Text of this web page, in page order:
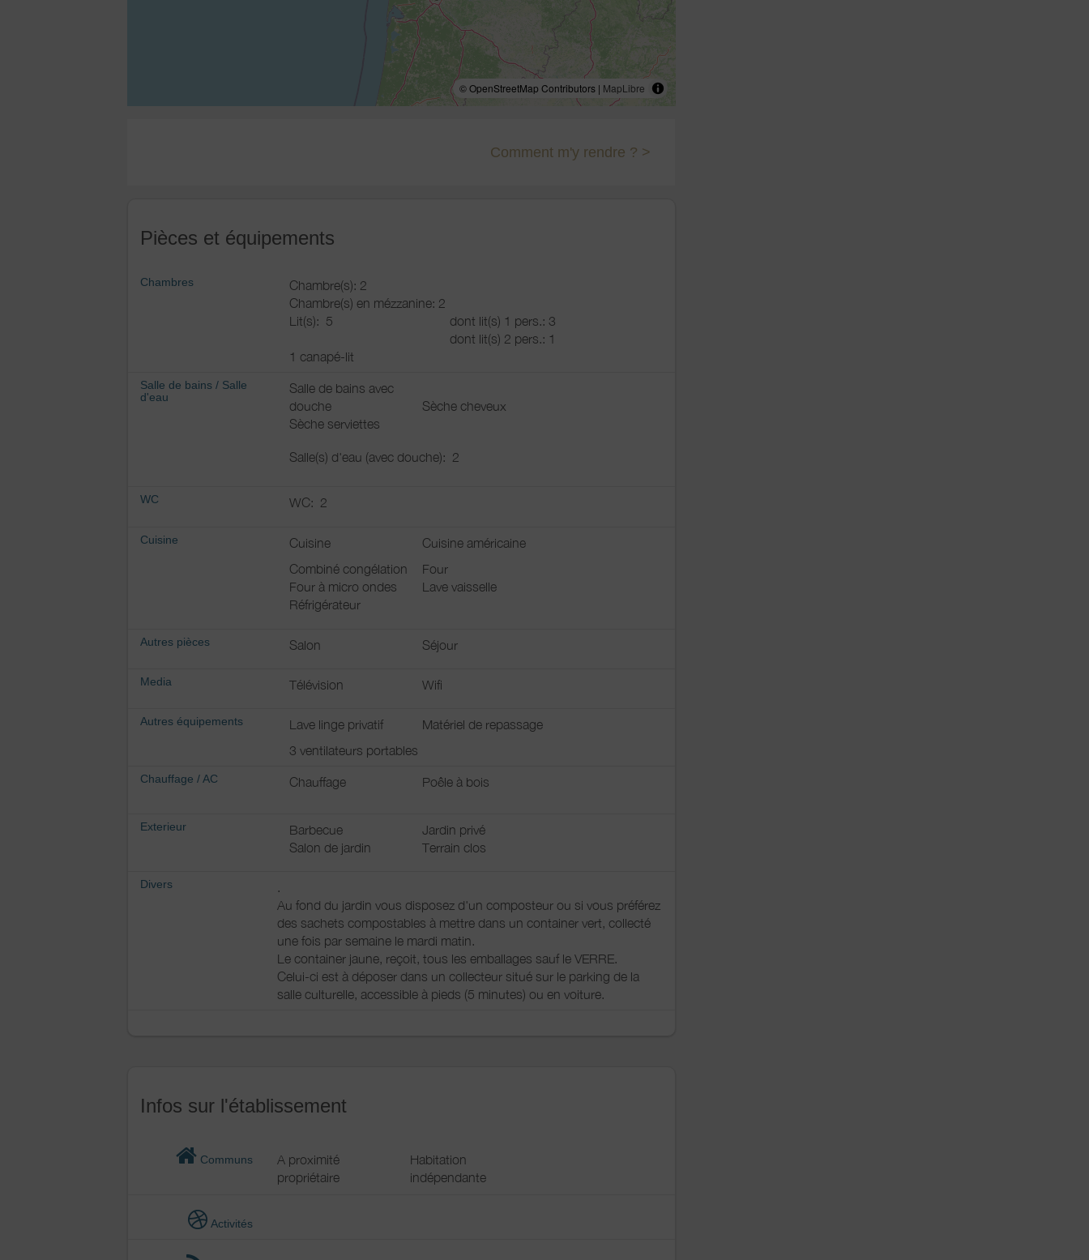
© OpenStreetMap Contributors | MapLibre
Comment m'y rendre ? >
Pièces et équipements
Chambres
Chambre(s): 2
Chambre(s) en mézzanine: 2
Lit(s): 5
dont lit(s) 1 pers.: 3
dont lit(s) 2 pers.: 1
1 canapé-lit
Salle de bains / Salle
d'eau
Salle de bains avec
douche
Sèche cheveux
Sèche serviettes
Salle(s) d'eau (avec douche): 2
WC WC: 2
Cuisine Cuisine
Cuisine américaine
Combiné congélation
Four
Four à micro ondes
Lave vaisselle
Réfrigérateur
Autres pièces Salon Séjour
Media Télévision Wifi
Autres équipements Lave linge privatif
Matériel de repassage
3 ventilateurs portables
Chauffage / AC Chauffage Poêle à bois
Exterieur Barbecue
Jardin privé
Salon de jardin
Terrain clos
Divers
.
Au fond du jardin vous disposez d'un composteur ou si vous préférez
des sachets compostables à mettre dans un container vert, collecté
une fois par semaine le mardi matin.
Le container jaune, reçoit, tous les emballages sauf le VERRE.
Celui-ci est à déposer dans un collecteur situé sur le parking de la
salle culturelle, accessible à pieds (5 minutes) ou en voiture.
Infos sur l'établissement
Communs
A proximité
propriétaire
Habitation
indépendante
Activités